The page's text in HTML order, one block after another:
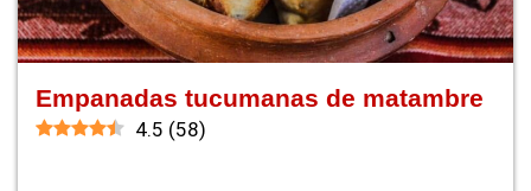
Empanadas tucumanas de matambre
4.5 (58)